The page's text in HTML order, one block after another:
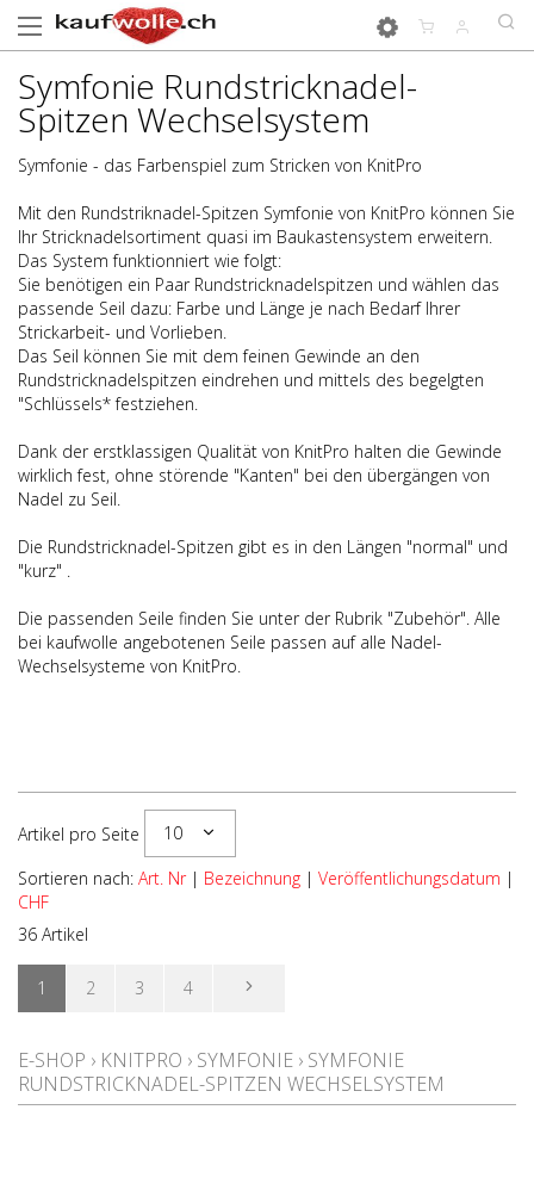
Symfonie Rundstricknadel-
Spitzen Wechselsystem
Symfonie - das Farbenspiel zum Stricken von KnitPro
Mit den Rundstriknadel-Spitzen Symfonie von KnitPro können Sie
Ihr Stricknadelsortiment quasi im Baukastensystem erweitern.
Das System funktionniert wie folgt:
Sie benötigen ein Paar Rundstricknadelspitzen und wählen das
passende Seil dazu: Farbe und Länge je nach Bedarf Ihrer
Strickarbeit- und Vorlieben.
Das Seil können Sie mit dem feinen Gewinde an den
Rundstricknadelspitzen eindrehen und mittels des begelgten
"Schlüssels* festziehen.
Dank der erstklassigen Qualität von KnitPro halten die Gewinde
wirklich fest, ohne störende "Kanten" bei den übergängen von
Nadel zu Seil.
Die Rundstricknadel-Spitzen gibt es in den Längen "normal" und
"kurz" .
Die passenden Seile finden Sie unter der Rubrik "Zubehör". Alle
bei kaufwolle angebotenen Seile passen auf alle Nadel-
Wechselsysteme von KnitPro.
Artikel pro Seite
10
Sortieren nach: Art. Nr| Bezeichnung | Veröffentlichungsdatum |
CHF
36 Artikel
1 2 3 4
E-SHOP › KNITPRO › SYMFONIE › SYMFONIE
RUNDSTRICKNADEL-SPITZEN WECHSELSYSTEM